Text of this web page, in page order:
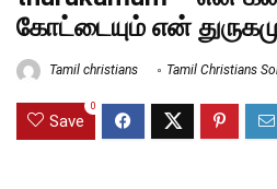
கோட்டையும் என்
Tamil christians Tamil Christians
Save
0